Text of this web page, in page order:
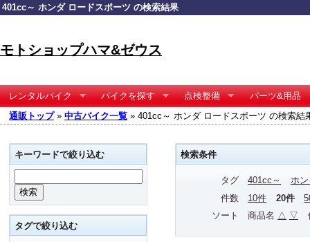
401cc～ ホンダ ロードスポーツ の検索結果
モトショップハマ&ゼウス
レンタルバイク バイクを探す 点検整備
パーツ&用品
通販トップ» 中古バイク一覧 » 401cc～ ホンダ ロードスポーツ の検索結
検索条件
タグ 401cc～
ホ
件数
10件 20件
ソート
商品名 △ ▽
キーワードで絞り込む
タグで絞り込む